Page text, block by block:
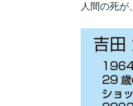
人間の死が